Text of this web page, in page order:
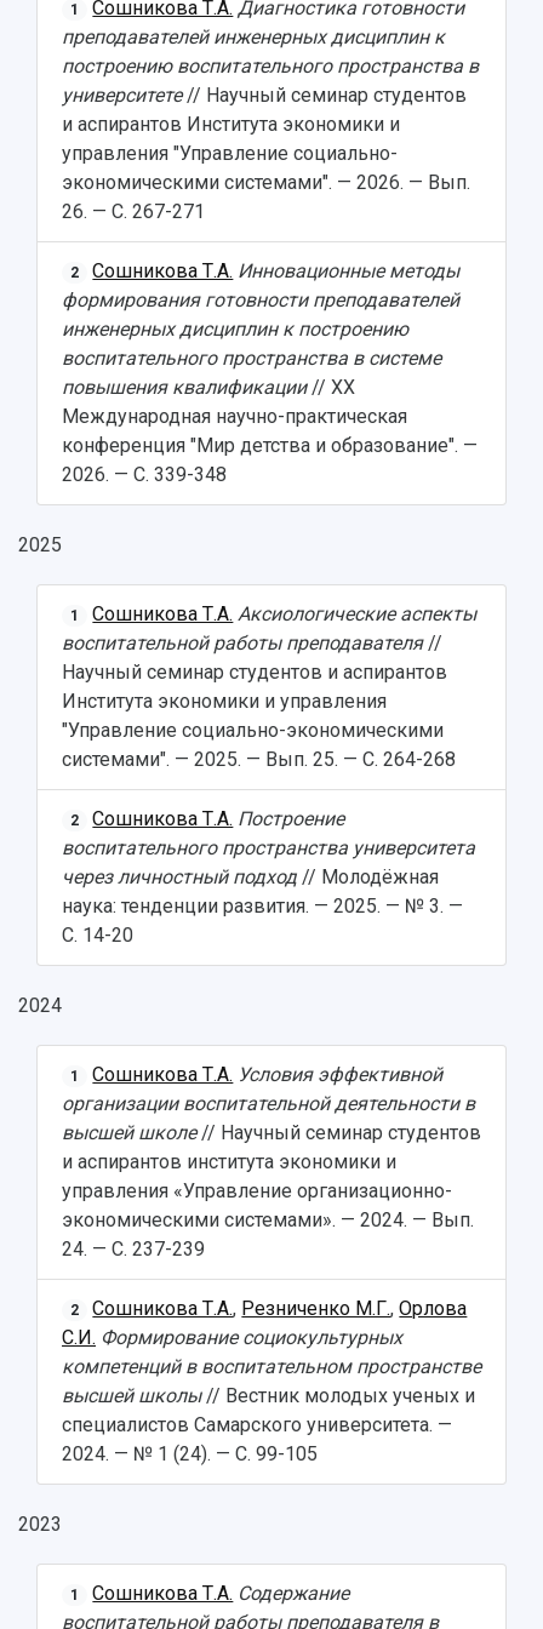
Фирменный стиль
Устойчивое развитие
Кампус
3D-тур по университету
Музеи
Учебный аэродром
Центр истории авиационных двигателей
Ботанический сад
Умный дом бабочек
Международный межвузовский кампус
Сведения об образовательной организации
Официальные документы
Видеолекции
Противодействие COVID-19
Отчеты о научно-исследовательской
деятельности
Журналы Самарского университета
Научные конференции
Патенты
Публикации и издания
Отчеты о проведенных конференциях
1 Сошникова Т.А. Диагностика готовности
преподавателей инженерных дисциплин к
построению воспитательного пространства в
университете// Научный семинар студентов
и аспирантов Института экономики и
управления "Управление социально-
экономическими системами". — 2026. — Вып.
26. — С. 267-271
2 Сошникова Т.А. Инновационные методы
формирования готовности преподавателей
инженерных дисциплин к построению
воспитательного пространства в системе
повышения квалификации// XX
Международная научно-практическая
конференция "Мир детства и образование". —
2026. — С. 339-348
2025
1 Сошникова Т.А. Аксиологические аспекты
воспитательной работы преподавателя//
Научный семинар студентов и аспирантов
Института экономики и управления
"Управление социально-экономическими
системами". — 2025. — Вып. 25. — С. 264-268
2 Сошникова Т.А. Построение
воспитательного пространства университета
через личностный подход // Молодёжная
наука: тенденции развития. — 2025. — № 3. —
С. 14-20
2024
1 Сошникова Т.А. Условия эффективной
организации воспитательной деятельности в
высшей школе// Научный семинар студентов
и аспирантов института экономики и
управления «Управление организационно-
экономическими системами». — 2024. — Вып.
24. — С. 237-239
2 Сошникова Т.А., Резниченко М.Г.,Орлова
С.И. Формирование социокультурных
компетенций в воспитательном пространстве
высшей школы// Вестник молодых ученых и
специалистов Самарского университета. —
2024. — № 1 (24). — С. 99-105
2023
1 Сошникова Т.А. Содержание
воспитательной работы преподавателя в